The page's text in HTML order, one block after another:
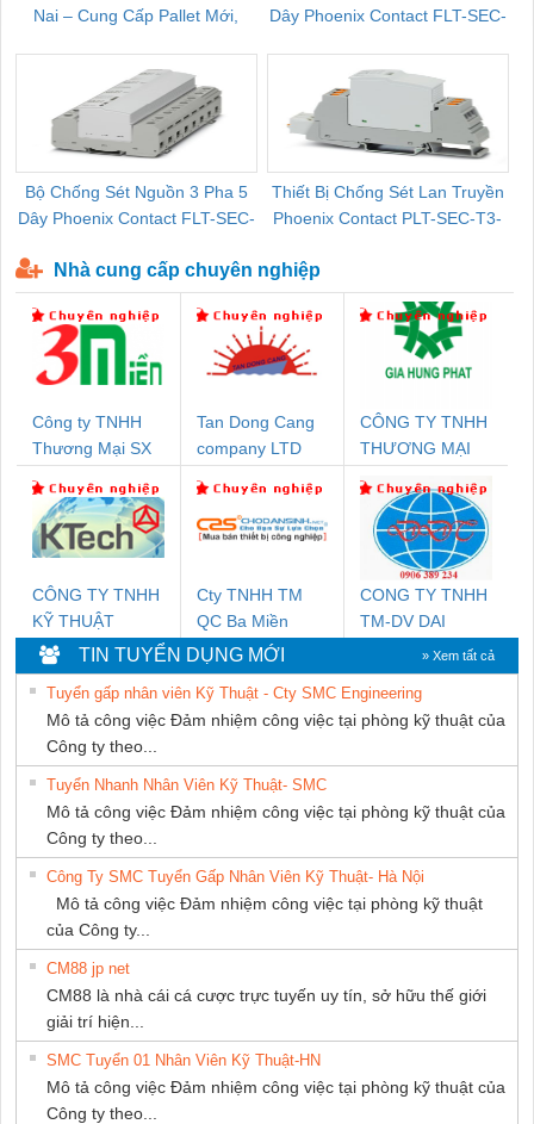
Nai – Cung Cấp Pallet Mới,
Dây Phoenix Contact FLT-SEC-
Bộ Chống Sét Nguồn 3 Pha 5
Dây Phoenix Contact FLT-SEC-
Thiết Bị Chống Sét Lan Truyền
Phoenix Contact PLT-SEC-T3-
Nhà cung cấp chuyên nghiệp
Công ty TNHH
Thương Mại SX
Tan Dong Cang
company LTD
CÔNG TY TNHH
THƯƠNG MẠI
THUẬT ĐIỆN CƠ
GIA HƯNG
PHÁT
CÔNG TY TNHH
KỸ THUẬT
KTECH VIỆT
NAM
Cty TNHH TM
QC Ba Miền
CONG TY TNHH
TM-DV DAI
DONG THANH
TIN TUYỂN DỤNG MỚI » Xem tất cả
Tuyển gấp nhân viên Kỹ Thuật - Cty SMC Engineering
Mô tả công việc Đảm nhiệm công việc tại phòng kỹ thuật của
Công ty theo...
Tuyển Nhanh Nhân Viên Kỹ Thuật- SMC
Mô tả công việc Đảm nhiệm công việc tại phòng kỹ thuật của
Công ty theo...
Công Ty SMC Tuyển Gấp Nhân Viên Kỹ Thuật- Hà Nội
Mô tả công việc Đảm nhiệm công việc tại phòng kỹ thuật
của Công ty...
CM88 jp net
CM88 là nhà cái cá cược trực tuyến uy tín, sở hữu thế giới
giải trí hiện...
SMC Tuyển 01 Nhân Viên Kỹ Thuật-HN
Mô tả công việc Đảm nhiệm công việc tại phòng kỹ thuật của
Công ty theo...